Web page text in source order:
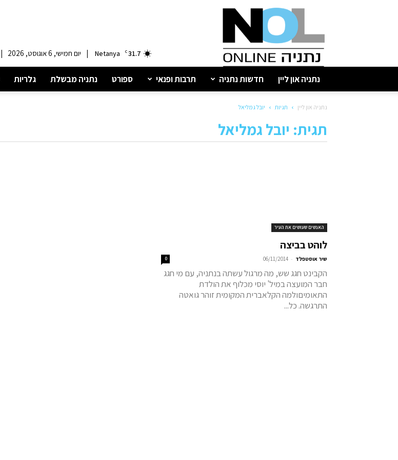
נתניה
31.7
C
Netanya
| יום חמישי, 6 אוגוסט, 2026 |
נתניה און ליין חדשות נתניה תרבות ופנאי ספורט נתניה מבשלת גלריות
נתניה און ליין תגיות יובל גמליאל
תגית: יובל גמליאל
האנשים שעושים את העיר
לוהט בביצה
שיר אוסטפלד -
06/11/2014
0
הקבינט חגג שש, מה מרגול עשתה בנתניה, עם מי חגג
חבר המועצה במיל' יוסי מכלוף את הולדת
התאומיםולמה הקלאברית המקומית זוהר גואטה
התרגשה. כל...